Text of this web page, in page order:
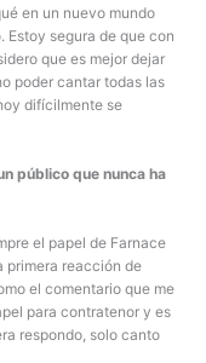
en un nuevo mundo
Estoy segura de que con
que es mejor dejar
poder cantar todas las
difícilmente se
público que nunca ha
el papel de Farnace
primera reacción de
el comentario que me
para contratenor y es
respondo, solo canto